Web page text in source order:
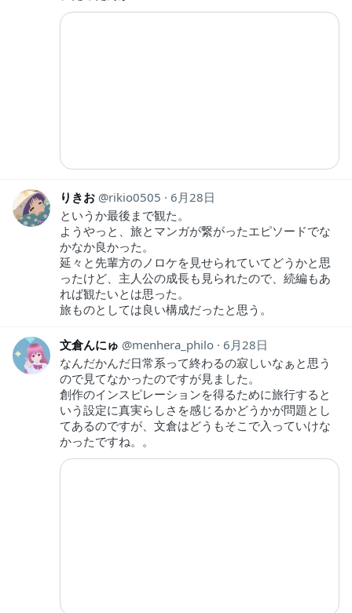
りきお rikio0505
6月28日
というか最後まで観た。
ようやっと、旅とマンガが繋がったエピソードでな
かなか良かった。
延々と先輩方のノロケを見せられていてどうかと思
ったけど、主人公の成長も見られたので、続編もあ
れば観たいとは思った。
旅ものとしては良い構成だったと思う。
文倉んにゅ menhera_philo 6月28日
なんだかんだ日常系って終わるの寂しいなぁと思う
ので見てなかったのですが見ました。
創作のインスピレーションを得るために旅行すると
いう設定に真実らしさを感じるかどうかが問題とし
てあるのですが、文倉はどうもそこで入っていけな
かったですね。。